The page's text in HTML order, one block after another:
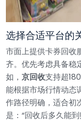
选择合适平台的
市面上提供卡券回收
齐。优先考虑具备稳
如， 京回收支持超
能根据市场行情动态
作路径明确，适合初
是：“回收后多久能